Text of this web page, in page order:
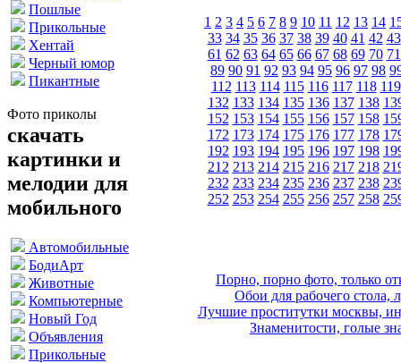
Пошлые
Прикольные
Хентай
Черный юмор
Пикантные
Фото приколы
скачать
картинки и
мелодии для
мобильного
Автомобильные
БодиАрт
Животные
Компьютерные
Новый Год
Объявления
Прикольные
1 2 3 4 5 6 7 8 9 10 11 12 13 14
33 34 35 36 37 38 39 40 41 42 43
61 62 63 64 65 66 67 68 69 70 71
89 90 91 92 93 94 95 96 97 98
112 113 114 115 116 117 118 119
132 133 134 135 136 137 138
152 153 154 155 156 157 158
172 173 174 175 176 177 178
192 193 194 195 196 197 198
212 213 214 215 216 217 218
232 233 234 235 236 237 238
252 253 254 255 256 257 258
Порно, порно фото, только
Обои для рабочего стола,
Лучшие проститутки москвы,
Знаменитости, голые